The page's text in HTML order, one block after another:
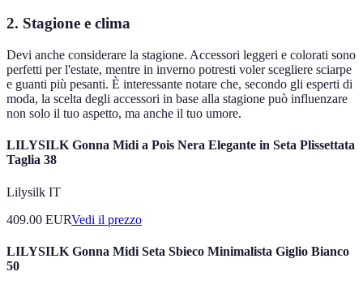
2. Stagione e clima
Devi anche considerare la stagione. Accessori leggeri e colorati sono
perfetti per l'estate, mentre in inverno potresti voler scegliere sciarpe
e guanti più pesanti. È interessante notare che, secondo gli esperti di
moda, la scelta degli accessori in base alla stagione può influenzare
non solo il tuo aspetto, ma anche il tuo umore.
LILYSILK Gonna Midi a Pois Nera Elegante in Seta Plissettata
Taglia 38
Lilysilk IT
409.00 EURVedi il prezzo
LILYSILK Gonna Midi Seta Sbieco Minimalista Giglio Bianco
50